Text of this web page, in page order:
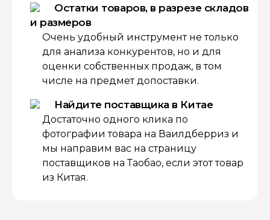
Остатки товаров, в разрезе складов
и размеров
Очень удобный инструмент не только
для анализа конкурентов, но и для
оценки собственных продаж, в том
числе на предмет допоставки.
Найдите поставщика в Китае
Достаточно одного клика по
фотографии товара на Ваилдберриз и
мы направим вас на страницу
поставщиков на Таобао, если этот товар
из Китая.